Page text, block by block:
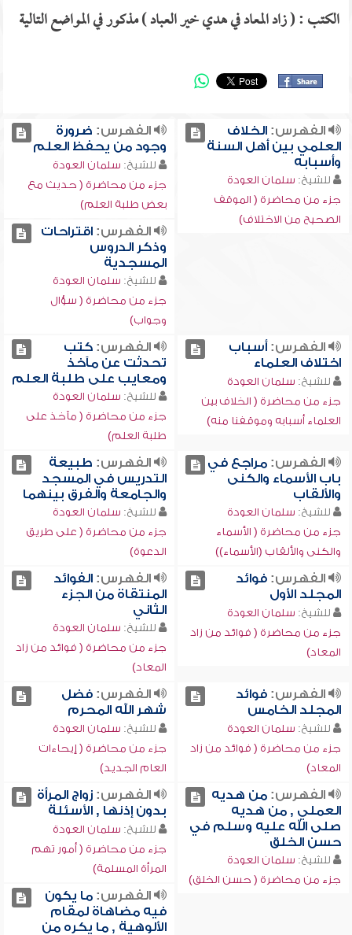
الكتب : ( زاد المعاد في هدي خير العباد ) مذكور في المواضع التالية
الفهرس:الخلاف
العلمي بين أهل السنة
وأسبابه
للشيخ: سلمان العودة
جزء من محاضرة ( الموقف
الصحيح من الاختلاف)
الفهرس: ضرورة
وجود من يحفظ العلم
للشيخ: سلمان العودة
جزء من محاضرة ( حديث مع
بعض طلبة العلم)
الفهرس:اقتراحات
وذكر الدروس
المسجدية
للشيخ: سلمان العودة
جزء من محاضرة ( سؤال
وجواب)
الفهرس:أسباب
اختلاف العلماء
للشيخ: سلمان العودة
جزء من محاضرة ( الخلاف بين
العلماء أسبابه وموقفنا منه)
الفهرس:كتب
تحدثت عن مآخذ
ومعايب على طلبة العلم
للشيخ: سلمان العودة
جزء من محاضرة ( مآخذ على
طلبة العلم)
الفهرس:مراجع في
باب الأسماء والكنى
والألقاب
للشيخ: سلمان العودة
جزء من محاضرة ( الأسماء
والكنى والألقاب (الأسماء))
الفهرس: طبيعة
التدريس في المسجد
والجامعة والفرق بينهما
للشيخ: سلمان العودة
جزء من محاضرة ( على طريق
الدعوة)
الفهرس:فوائد
المجلد الأول
للشيخ: سلمان العودة
جزء من محاضرة ( فوائد من زاد
المعاد)
الفهرس:الفوائد
المنتقاة من الجزء
الثاني
للشيخ: سلمان العودة
جزء من محاضرة ( فوائد من زاد
المعاد)
الفهرس:فوائد
المجلد الخامس
للشيخ: سلمان العودة
جزء من محاضرة ( فوائد من زاد
المعاد)
الفهرس:فضل
شهر الله المحرم
للشيخ: سلمان العودة
جزء من محاضرة ( إيحاءات
العام الجديد)
الفهرس:من هديه
العملي , من هديه
صلى الله عليه وسلم في
حسن الخلق
للشيخ: سلمان العودة
جزء من محاضرة ( حسن الخلق)
الفهرس:زواج المرأة
بدون إذنها , الأسئلة
للشيخ: سلمان العودة
جزء من محاضرة ( أمور تهم
المرأة المسلمة)
الفهرس:ما يكون
فيه مضاهاة لمقام
الألوهية , ما يكره من